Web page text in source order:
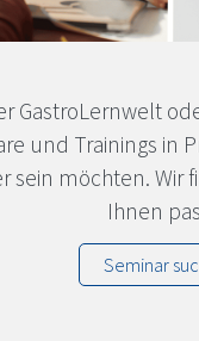
GastroLernwelt
und Trainings in
sein möchten. Wir
Ihnen
Seminar